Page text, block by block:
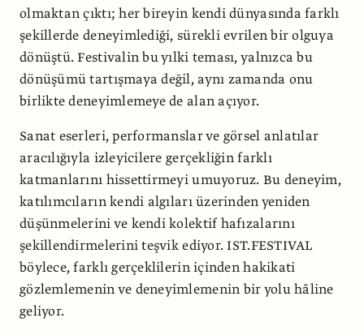
olmaktan çıktı; her bireyin kendi dünyasında farklı
şekillerde deneyimlediği, sürekli evrilen bir olguya
dönüştü. Festivalin bu yılki teması, yalnızca bu
dönüşümü tartışmaya değil, aynı zamanda onu
birlikte deneyimlemeye de alan açıyor.
Sanat eserleri, performanslar ve görsel anlatılar
aracılığıyla izleyicilere gerçekliğin farklı
katmanlarını hissettirmeyi umuyoruz. Bu deneyim,
katılımcıların kendi algıları üzerinden yeniden
düşünmelerini ve kendi kolektif hafızalarını
şekillendirmelerini teşvik ediyor. IST.FESTIVAL
böylece, farklı gerçeklilerin içinden hakikati
gözlemlemenin ve deneyimlemenin bir yolu hâline
geliyor.